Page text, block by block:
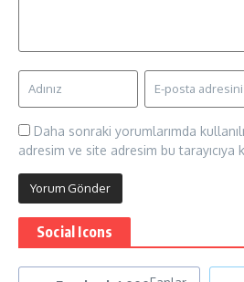
Daha sonraki yorumlarımda
adresim ve site adresim bu tarayıcıya
Social Icons